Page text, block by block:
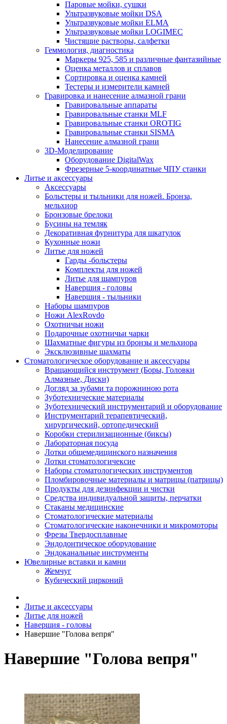
Паровые мойки, сушки
Ультразвуковые мойки DSA
Ультразвуковые мойки ELMA
Ультразвуковые мойки LOGIMEC
Чистящие растворы, салфетки
Геммология, диагностика
Маркеры 925, 585 и различные фантазийные
Оценка металлов и сплавов
Сортировка и оценка камней
Тестеры и измерители камней
Гравировка и нанесение алмазной грани
Гравировальные аппараты
Гравировальные станки MLF
Гравировальные станки OROTIG
Гравировальные станки SISMA
Нанесение алмазной грани
3D-Моделирование
Оборудование DigitalWax
Фрезерные 5-координатные ЧПУ станки
Литье и аксессуары
Аксессуары
Больстеры и тыльники для ножей. Бронза,
мельхиор
Бронзовые брелоки
Бусины на темляк
Декоративная фурнитура для шкатулок
Кухонные ножи
Литье для ножей
Гарды -больстеры
Комплекты для ножей
Литье для шампуров
Навершия - головы
Навершия - тыльники
Наборы шампуров
Ножи AlexRovdo
Охотничьи ножи
Подарочные охотничьи чарки
Шахматные фигуры из бронзы и мельхиора
Эксклюзивные шахматы
Стоматологическое оборудование и аксессуары
Вращающийся инструмент (Боры, Головки
Алмазные, Диски)
Догляд за зубами та порожниною рота
Зуботехнические материалы
Зуботехнический инструментарий и оборудование
Инструментарий терапевтический,
хирургический, ортопедический
Коробки стерилизационные (биксы)
Лабораторная посуда
Лотки общемедицинского назначения
Лотки стоматологичексие
Наборы стоматологических инструментов
Пломбировочные материалы и матрицы (патрицы)
Продукты для дезинфекции и чистки
Средства индивидуальной защиты, перчатки
Стаканы медицинские
Стоматологические материалы
Стоматологические наконечники и микромоторы
Фрезы Твердосплавные
Эндодонтическое оборудование
Эндоканальные инструменты
Ювелирные вставки и камни
Жемчуг
Кубический цирконий
Литье и аксессуары
Литье для ножей
Навершия - головы
Навершие "Голова вепря"
Навершие "Голова вепря"